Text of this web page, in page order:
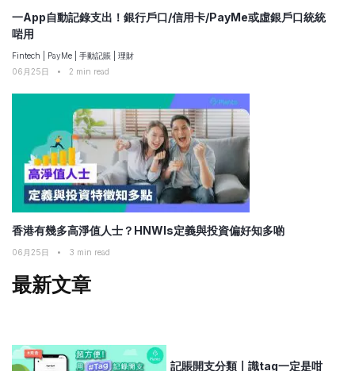
一App自動記錄支出！銀行戶口/信用卡/PayMe或虛銀戶口統統
啱用
Fintech PayMe 手動記賬
理財
06月25日
• 2 min read
香港有幾多高淨值人士？HNWIs定義與投資偏好知多啲
06月25日 • 3 min read
最新文章
記賬開支分類〡識tag一定是咁